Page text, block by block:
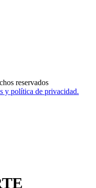
reservados
y política de privacidad.